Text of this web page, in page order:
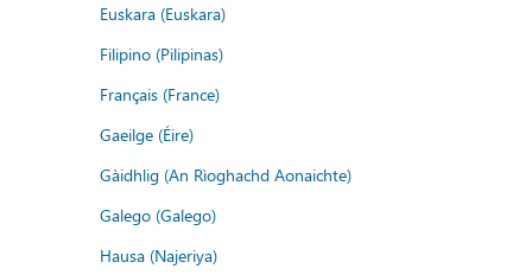
Euskara (Euskara)
Filipino (Pilipinas)
Français (France)
Gaeilge (Éire)
Gàidhlig (An Rìoghachd Aonaichte)
Galego (Galego)
Hausa (Najeriya)